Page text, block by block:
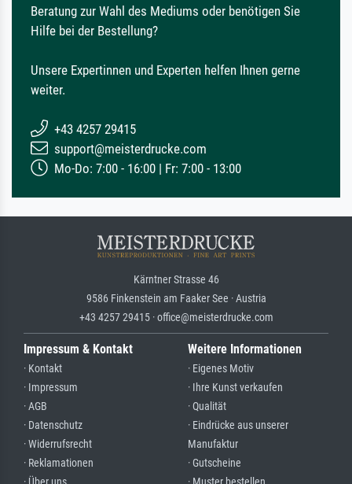
Beratung zur Wahl des Mediums oder benötigen Sie
Hilfe bei der Bestellung?
Unsere Expertinnen und Experten helfen Ihnen gerne
weiter.
+43 4257 29415
support@meisterdrucke.com
Mo-Do: 7:00 - 16:00 | Fr: 7:00 - 13:00
Kärntner Strasse 46
9586 Finkenstein am Faaker See · Austria
+43 4257 29415 · office@meisterdrucke.com
Impressum & Kontakt
· Kontakt
· Impressum
· AGB
· Datenschutz
· Widerrufsrecht
· Reklamationen
Weitere Informationen
· Eigenes Motiv
· Ihre Kunst verkaufen
· Qualität
· Eindrücke aus unserer
Manufaktur
· Gutscheine